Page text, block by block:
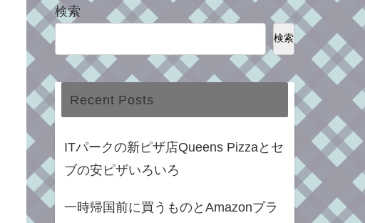
検索
検索
Recent Posts
ITパークの新ピザ店Queens Pizzaとセ
ブの安ピザいろいろ
一時帰国前に買うものとAmazonプラ